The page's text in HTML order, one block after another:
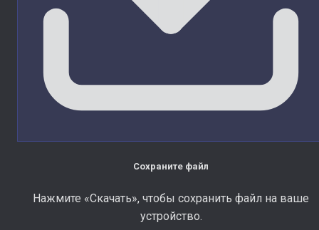
Сохраните файл
Нажмите «Скачать», чтобы сохранить файл на ваше
устройство.